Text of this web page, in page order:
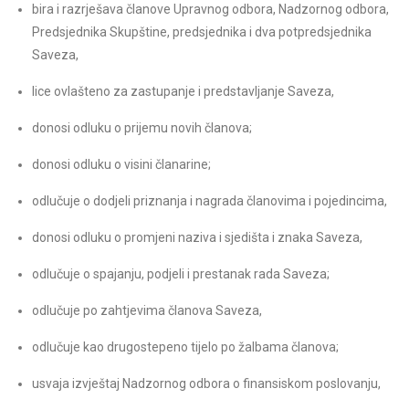
bira i razrješava članove Upravnog odbora, Nadzornog odbora,
Predsjednika Skupštine, predsjednika i dva potpredsjednika
Saveza,
lice ovlašteno za zastupanje i predstavljanje Saveza,
donosi odluku o prijemu novih članova;
donosi odluku o visini članarine;
odlučuje o dodjeli priznanja i nagrada članovima i pojedincima,
donosi odluku o promjeni naziva i sjedišta i znaka Saveza,
odlučuje o spajanju, podjeli i prestanak rada Saveza;
odlučuje po zahtjevima članova Saveza,
odlučuje kao drugostepeno tijelo po žalbama članova;
usvaja izvještaj Nadzornog odbora o finansiskom poslovanju,